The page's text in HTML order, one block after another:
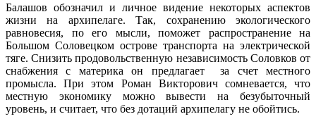
Балашов обозначил и личное видение некоторых аспектов
жизни на архипелаге. Так, сохранению экологического
равновесия, по его мысли, поможет распространение на
Большом Соловецком острове транспорта на электрической
тяге. Снизить продовольственную независимость Соловков от
снабжения с материка он предлагает за счет местного
промысла. При этом Роман Викторович сомневается, что
местную экономику можно вывести на безубыточный
уровень, и считает, что без дотаций архипелагу не обойтись.